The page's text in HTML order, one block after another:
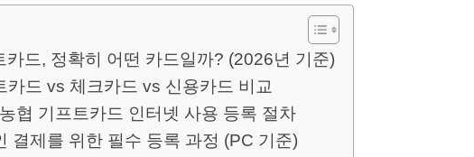
카드, 정확히 어떤 카드일까? (2026년 기준)
카드 vs 체크카드 vs 신용카드 비교
협 기프트카드 인터넷 사용 등록 절차
결제를 위한 필수 등록 과정 (PC 기준)